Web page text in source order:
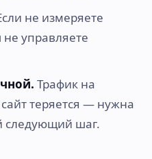
не измеряете
не управляете
Трафик на
теряется — нужна
следующий шаг.